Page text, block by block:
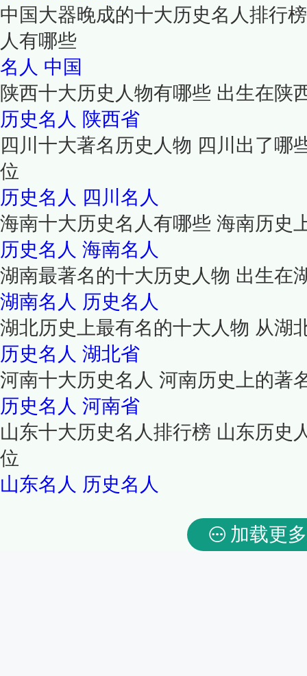
中国大器晚成的十大历史名人排行
人有哪些
名人 中国
陕西十大历史人物有哪些 出生在陕
历史名人 陕西省
四川十大著名历史人物 四川出了哪
位
历史名人
四川名人
海南十大历史名人有哪些 海南历史
历史名人 海南名人
湖南最著名的十大历史人物 出生在
湖南名人 历史名人
湖北历史上最有名的十大人物 从湖
历史名人 湖北省
河南十大历史名人 河南历史上的著
历史名人 河南省
山东十大历史名人排行榜 山东历史
位
山东名人 历史名人
加载更多